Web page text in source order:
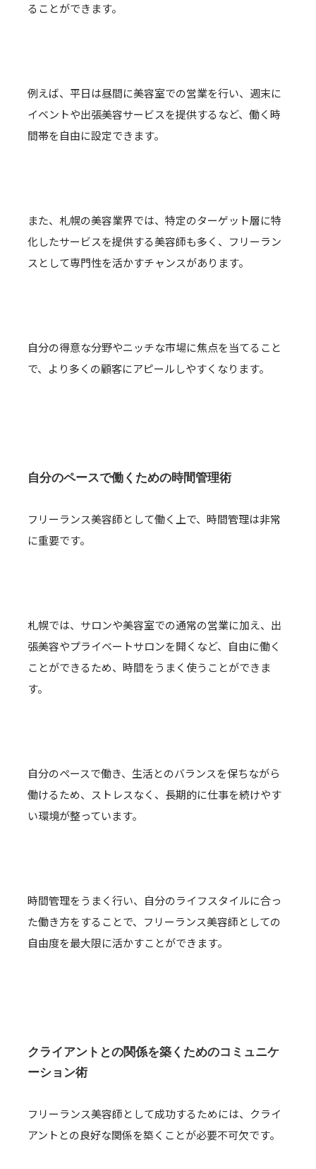
ることができます。
例えば、平日は昼間に美容室での営業を行い、週末に
イベントや出張美容サービスを提供するなど、働く時
間帯を自由に設定できます。
また、札幌の美容業界では、特定のターゲット層に特
化したサービスを提供する美容師も多く、フリーラン
スとして専門性を活かすチャンスがあります。
自分の得意な分野やニッチな市場に焦点を当てること
で、より多くの顧客にアピールしやすくなります。
自分のペースで働くための時間管理術
フリーランス美容師として働く上で、時間管理は非常
に重要です。
札幌では、サロンや美容室での通常の営業に加え、出
張美容やプライベートサロンを開くなど、自由に働く
ことができるため、時間をうまく使うことができま
す。
自分のペースで働き、生活とのバランスを保ちながら
働けるため、ストレスなく、長期的に仕事を続けやす
い環境が整っています。
時間管理をうまく行い、自分のライフスタイルに合っ
た働き方をすることで、フリーランス美容師としての
自由度を最大限に活かすことができます。
クライアントとの関係を築くためのコミュニケ
ーション術
フリーランス美容師として成功するためには、クライ
アントとの良好な関係を築くことが必要不可欠です。